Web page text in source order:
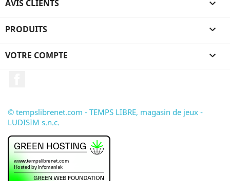
AVIS CLIENTS 
PRODUITS 
VOTRE COMPTE 
© tempslibrenet.com - TEMPS LIBRE, magasin de jeux -
LUDISIM s.n.c.